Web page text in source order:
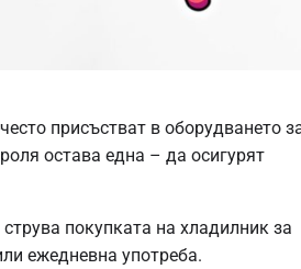
присъстват в оборудването
остава една – да осигурят
покупката на хладилник за
ежедневна употреба.